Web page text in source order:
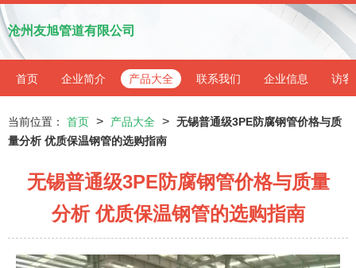
沧州友旭管道有限公司
首页 企业简介 产品大全 联系我们 企业信息 访客
当前位置： 首页 > 产品大全 > 无锡普通级3PE防腐钢管价格与质
量分析 优质保温钢管的选购指南
无锡普通级3PE防腐钢管价格与质量
分析 优质保温钢管的选购指南